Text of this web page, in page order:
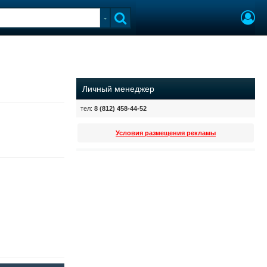
Личный менеджер
тел: 8 (812) 458-44-52
Условия размещения рекламы